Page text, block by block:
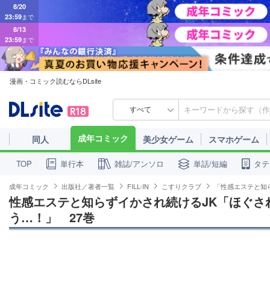
8/20
23:59まで
8/13
23:59まで
漫画・コミック読むならDLsite
すべて
同人 成年コミック 美少女ゲーム スマホゲーム
TOP 単行本 雑誌/アンソロ 単話/短編 タ
成年コミック 出版社／著者一覧 FILL-IN こすりクラブ 「性感エステと
性感エステと知らずイかされ続けるJK「ほぐ
う…！」　27巻